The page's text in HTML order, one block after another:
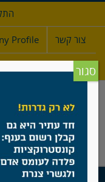
צור קשר Profile
סגור